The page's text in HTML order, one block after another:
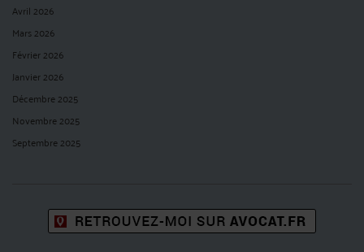
Avril 2026
Mars 2026
Février 2026
Janvier 2026
Décembre 2025
Novembre 2025
Septembre 2025